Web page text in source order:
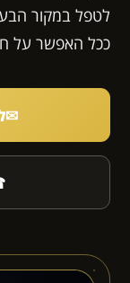
לטפל במקור
ככל האפשר על
✉